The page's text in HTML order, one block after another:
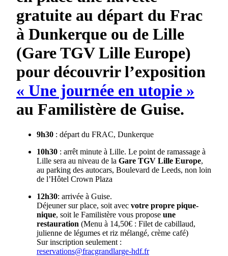
gratuite au départ du Frac
à Dunkerque ou de Lille
(Gare TGV Lille Europe)
pour découvrir l’exposition
« Une journée en utopie »
au Familistère de Guise.
9h30 : départ du FRAC, Dunkerque
10h30 : arrêt minute à Lille. Le point de ramassage à
Lille sera au niveau de la Gare TGV Lille Europe,
au parking des autocars, Boulevard de Leeds, non loin
de l’Hôtel Crown Plaza
12h30: arrivée à Guise.
Déjeuner sur place, soit avec votre propre pique-
nique, soit le Familistère vous propose une
restauration (Menu à 14,50€ : Filet de cabillaud,
julienne de légumes et riz mélangé, crème café)
Sur inscription seulement :
reservations@fracgrandlarge-hdf.fr